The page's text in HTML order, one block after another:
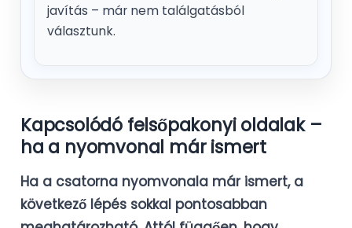
javítás – már nem találgatásból
választunk.
Kapcsolódó felsőpakonyi oldalak –
ha a nyomvonal már ismert
Ha a csatorna nyomvonala már ismert, a
következő lépés sokkal pontosabban